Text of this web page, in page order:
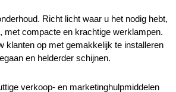
Richt licht waar u het nodig hebt,
met compacte en krachtige werklampen.
klanten op met gemakkelijk te installeren
en helderder schijnen.
verkoop- en marketinghulpmiddelen